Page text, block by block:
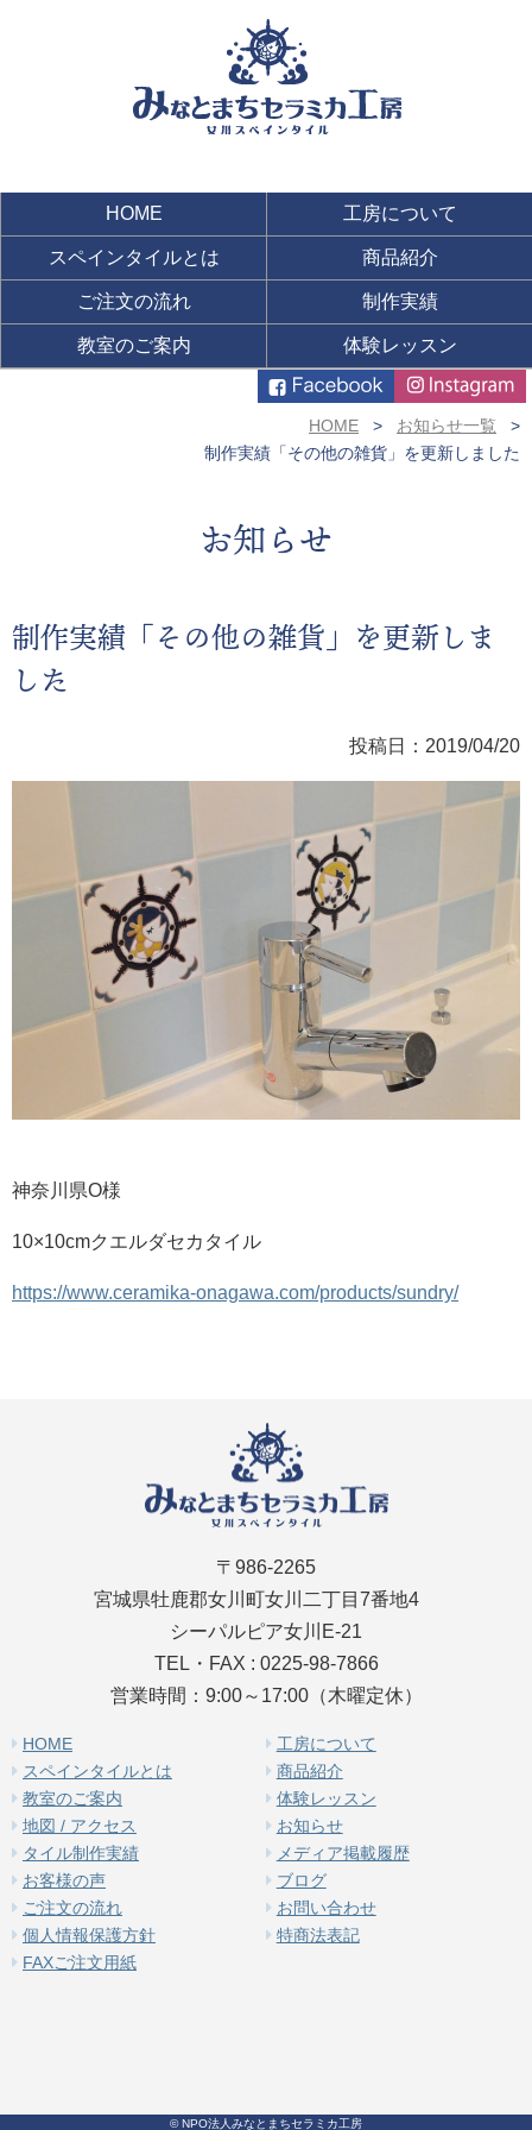
HOME 工房について
スペインタイルとは 商品紹介
ご注文の流れ 制作実績
教室のご案内 体験レッスン
HOME
お知らせ一覧
制作実績「その他の雑貨」を更新しました
お知らせ
制作実績「その他の雑貨」を更新しま
した
投稿日：2019/04/20
神奈川県O様
10×10cmクエルダセカタイル
https://www.ceramika-onagawa.com/products/sundry/
〒986-2265
宮城県牡鹿郡女川町女川二丁目7番地4
シーパルピア女川E-21
TEL・FAX : 0225-98-7866
営業時間：9:00～17:00（木曜定休）
HOME
工房について
スペインタイルとは
商品紹介
教室のご案内
体験レッスン
地図 / アクセス
お知らせ
タイル制作実績
メディア掲載履歴
お客様の声
ブログ
ご注文の流れ
お問い合わせ
個人情報保護方針
特商法表記
FAXご注文用紙
© NPO法人みなとまちセラミカ工房